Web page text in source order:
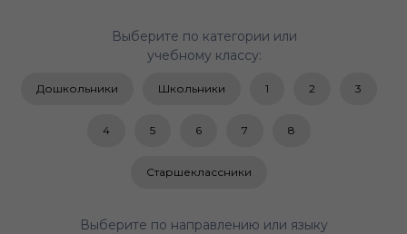
Выберите по категории или
учебному классу:
Дошкольники Школьники 1 2 3
4 5 6 7 8
Старшеклассники
Выберите по направлению или языку